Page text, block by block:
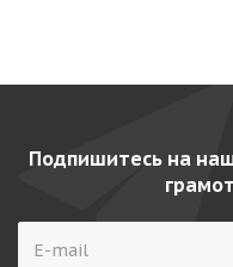
Подпишитесь на